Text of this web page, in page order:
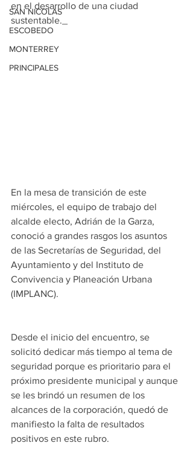
SAN NICOLAS
ESCOBEDO
MONTERREY
PRINCIPALES
en el desarrollo de una ciudad
sustentable._
En la mesa de transición de este
miércoles, el equipo de trabajo del
alcalde electo, Adrián de la Garza,
conoció a grandes rasgos los asuntos
de las Secretarías de Seguridad, del
Ayuntamiento y del Instituto de
Convivencia y Planeación Urbana
(IMPLANC).
Desde el inicio del encuentro, se
solicitó dedicar más tiempo al tema de
seguridad porque es prioritario para el
próximo presidente municipal y aunque
se les brindó un resumen de los
alcances de la corporación, quedó de
manifiesto la falta de resultados
positivos en este rubro.